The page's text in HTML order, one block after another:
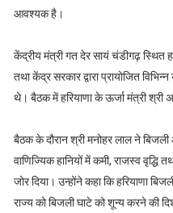
आवश्यक है।
केंद्रीय मंत्री गत देर सायं चंडीगढ़ स्थित
तथा केंद्र सरकार द्वारा प्रायोजित
थे। बैठक में हरियाणा के ऊर्जा मंत्री श्री
बैठक के दौरान श्री मनोहर लाल ने
वाणिज्यिक हानियों में कमी, राजस्व
जोर दिया। उन्होंने कहा कि हरियाणा
राज्य को बिजली घाटे को शून्य करने की